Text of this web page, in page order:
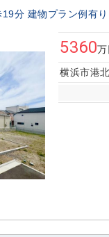
分 建物プラン例有
5360
横浜市港